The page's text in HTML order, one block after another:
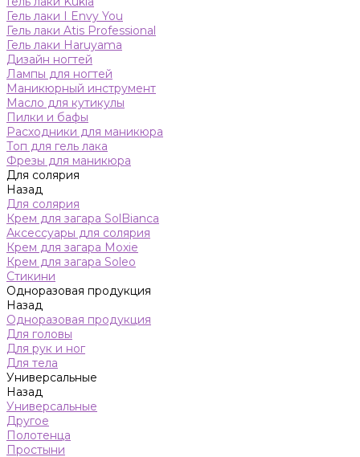
Гель лаки I Envy You
Гель лаки Atis Professional
Гель лаки Haruyama
Дизайн ногтей
Лампы для ногтей
Маникюрный инструмент
Масло для кутикулы
Пилки и бафы
Расходники для маникюра
Топ для гель лака
Фрезы для маникюра
Для солярия
Назад
Для солярия
Крем для загара SolBianca
Аксессуары для солярия
Крем для загара Moxie
Крем для загара Soleo
Стикини
Одноразовая продукция
Назад
Одноразовая продукция
Для головы
Для рук и ног
Для тела
Универсальные
Назад
Универсальные
Другое
Полотенца
Простыни